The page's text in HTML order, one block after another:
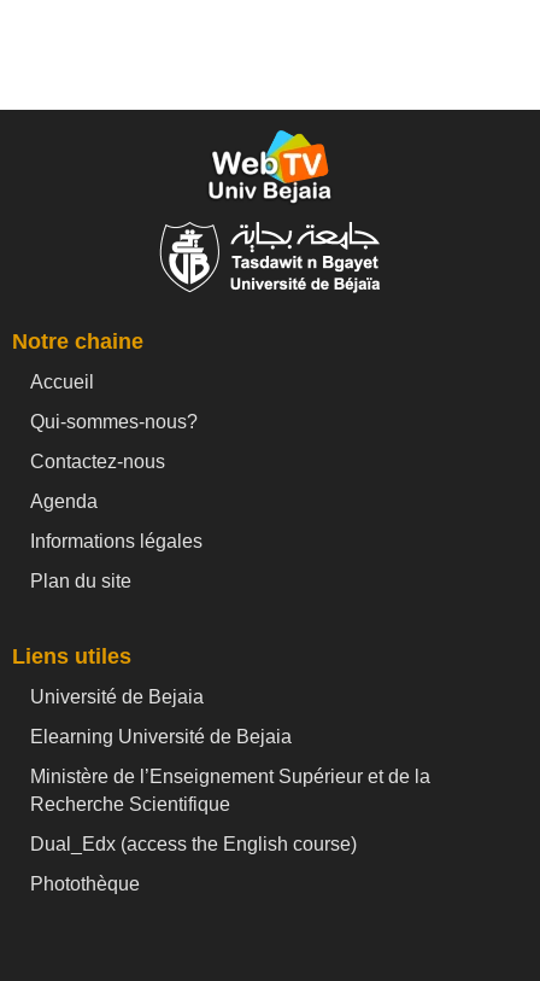
Notre chaine
Accueil
Qui-sommes-nous?
Contactez-nous
Agenda
Informations légales
Plan du site
Liens utiles
Université de Bejaia
Elearning Université de Bejaia
Ministère de l’Enseignement Supérieur et de la
Recherche Scientifique
Dual_Edx (access the English course)
Photothèque